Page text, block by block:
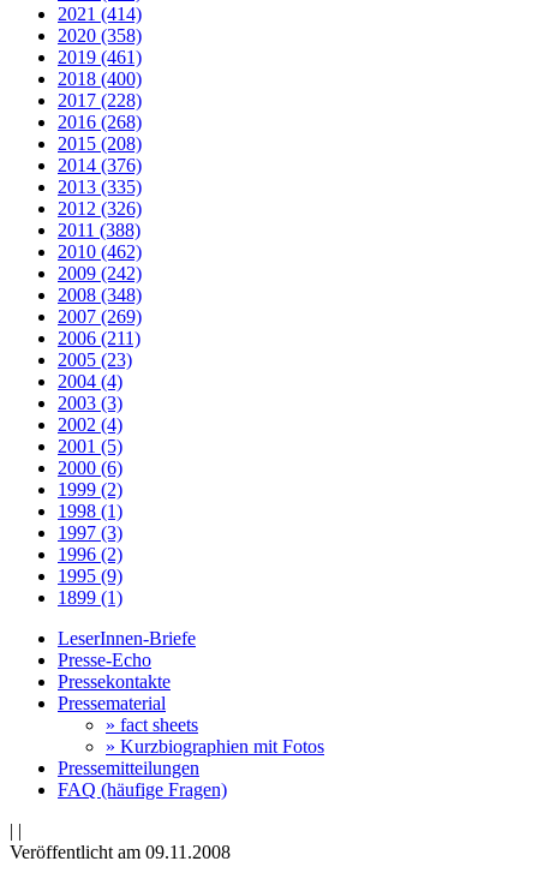
2021 (414)
2020 (358)
2019 (461)
2018 (400)
2017 (228)
2016 (268)
2015 (208)
2014 (376)
2013 (335)
2012 (326)
2011 (388)
2010 (462)
2009 (242)
2008 (348)
2007 (269)
2006 (211)
2005 (23)
2004 (4)
2003 (3)
2002 (4)
2001 (5)
2000 (6)
1999 (2)
1998 (1)
1997 (3)
1996 (2)
1995 (9)
1899 (1)
LeserInnen-Briefe
Presse-Echo
Pressekontakte
Pressematerial
» fact sheets
» Kurzbiographien mit Fotos
Pressemitteilungen
FAQ (häufige Fragen)
| |
Veröffentlicht am 09­.11.2008